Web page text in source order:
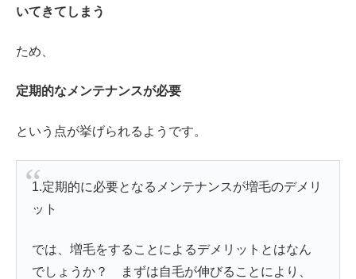
いてきてしまう
ため、
定期的なメンテナンスが必要
という点が挙げられるようです。
1.定期的に必要となるメンテナンスが増毛のデメリ
ット
では、増毛をすることによるデメリットとはなん
でしょうか？ まずは自毛が伸びることにより、